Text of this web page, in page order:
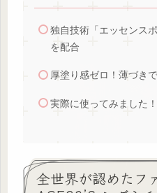
独自技術「エッセンス
を配合
厚塗り感ゼロ！薄づき
実際に使ってみました！
全世界が認めたフ